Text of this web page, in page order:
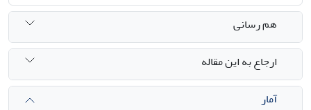
هم رسانی
ارجاع به این مقاله
آمار